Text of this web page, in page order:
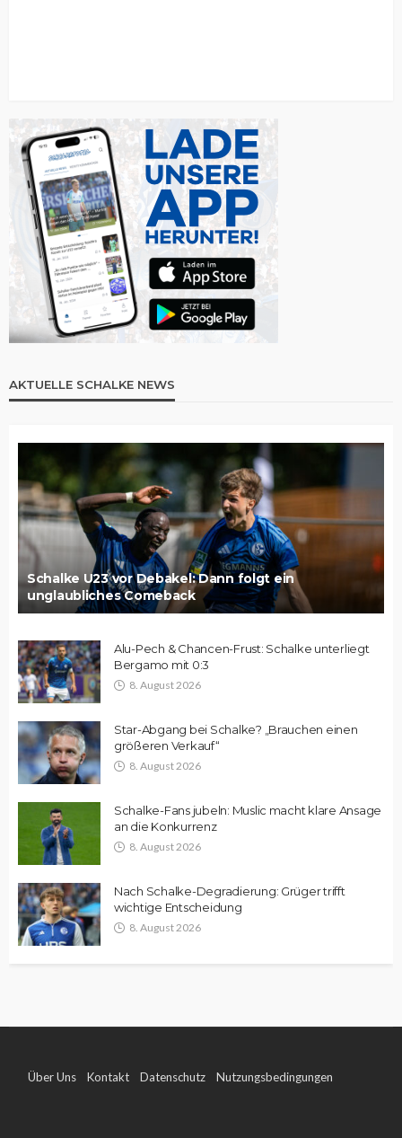
AKTUELLE SCHALKE NEWS
Schalke U23 vor Debakel: Dann folgt ein
unglaubliches Comeback
Alu-Pech & Chancen-Frust: Schalke unterliegt
Bergamo mit 0:3
8. August 2026
Star-Abgang bei Schalke? „Brauchen einen
größeren Verkauf“
8. August 2026
Schalke-Fans jubeln: Muslic macht klare Ansage
an die Konkurrenz
8. August 2026
Nach Schalke-Degradierung: Grüger trifft
wichtige Entscheidung
8. August 2026
Über Uns Kontakt Datenschutz Nutzungsbedingungen